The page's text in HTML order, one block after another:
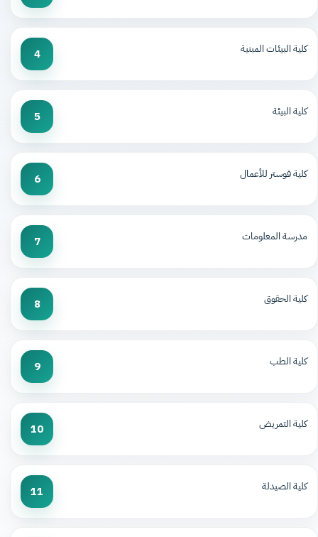
كلية البيئات المبنية 4
كلية البيئة 5
كلية فوستر للأعمال 6
مدرسة المعلومات 7
كلية الحقوق 8
كلية الطب 9
كلية التمريض 10
كلية الصيدلة 11